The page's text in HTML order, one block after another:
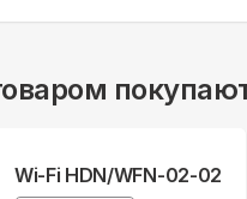
Wi-Fi HDN/WFN-02-02